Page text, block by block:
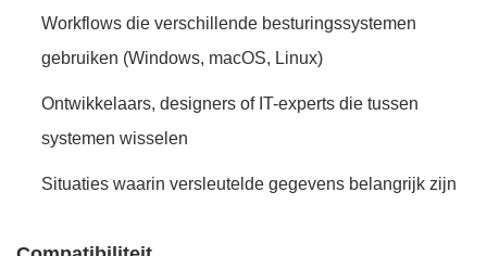
Workflows die verschillende besturingssystemen
gebruiken (Windows, macOS, Linux)
Ontwikkelaars, designers of IT-experts die tussen
systemen wisselen
Situaties waarin versleutelde gegevens belangrijk zijn